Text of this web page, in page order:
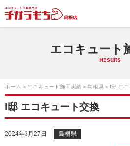
エコキュート
Results
ホーム エコキュート施工実績 島根県 I邸 エ
I邸 エコキュート交換
2024年3月27日 島根県